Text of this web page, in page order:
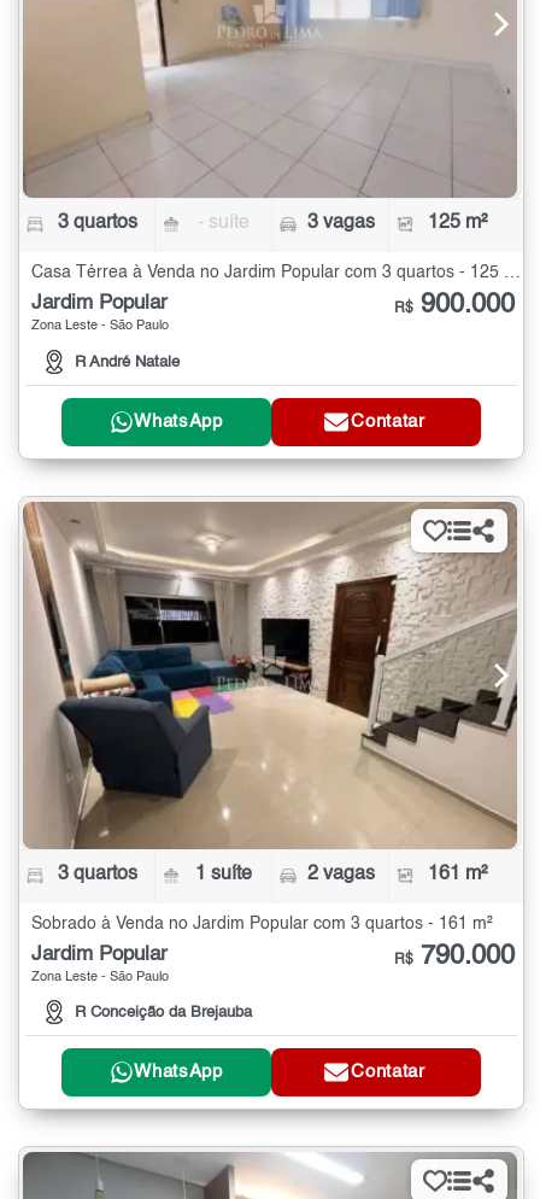
3 quartos - suíte 3 vagas 125 m²
Casa Térrea à Venda no Jardim Popular com 3 quartos - 125 m²
Jardim Popular
Zona Leste - São Paulo
R André Natale
R$ 900.000
WhatsApp Contatar
3 quartos 1 suíte 2 vagas 161 m²
Sobrado à Venda no Jardim Popular com 3 quartos - 161 m²
Jardim Popular
Zona Leste - São Paulo
R Conceição da Brejauba
R$ 790.000
WhatsApp Contatar